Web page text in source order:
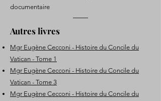
documentaire
Autres livres
Mgr Eugène Cecconi - Histoire du Concile du
Vatican - Tome 1
Mgr Eugène Cecconi - Histoire du Concile du
Vatican - Tome 3
Mgr Eugène Cecconi - Histoire du Concile du